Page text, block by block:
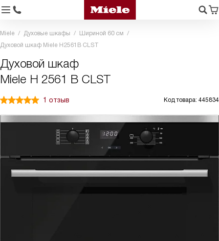
Miele Духовые шкафы
Шириной 60 см
Духовой шкаф Miele H2561B CLST
Духовой шкаф
Miele H 2561 B CLST
1 отзыв Код товара: 445834